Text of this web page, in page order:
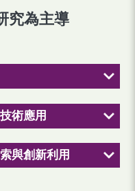
究為主導
術應用
與創新利用